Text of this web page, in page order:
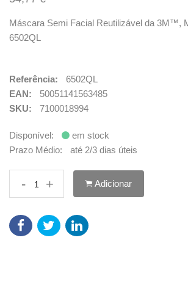
Máscara Semi Facial Reutilizável da 3M™,
6502QL
Referência:
6502QL
EAN:
50051141563485
SKU:
7100018994
Disponível:
em stock
Prazo Médio:
até 2/3 dias úteis
- + Adicionar